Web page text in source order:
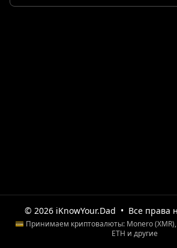
© 2026 iKnowYour.Dad • Все права
💳 Принимаем криптовалюты: Monero (XMR),
ETH и другие